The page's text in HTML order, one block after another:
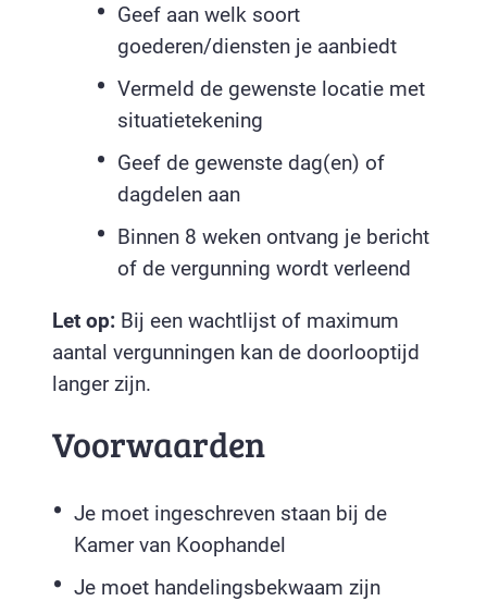
Geef aan welk soort
goederen/diensten je aanbiedt
Vermeld de gewenste locatie met
situatietekening
Geef de gewenste dag(en) of
dagdelen aan
Binnen 8 weken ontvang je bericht
of de vergunning wordt verleend
Let op: Bij een wachtlijst of maximum
aantal vergunningen kan de doorlooptijd
langer zijn.
Voorwaarden
Je moet ingeschreven staan bij de
Kamer van Koophandel
Je moet handelingsbekwaam zijn